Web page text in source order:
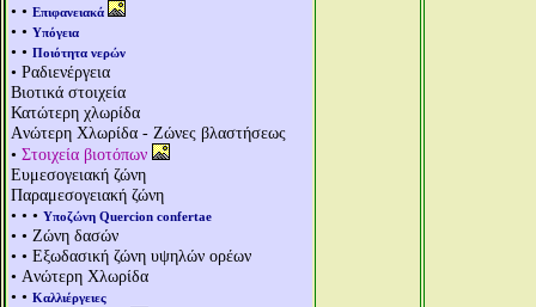
• • Επιφανειακά
• • Υπόγεια
• • Ποιότητα νερών
• Ραδιενέργεια
Βιοτικά στοιχεία
Κατώτερη χλωρίδα
Aνώτερη Χλωρίδα - Ζώνες βλαστήσεως
• Στοιχεία βιοτόπων
Ευμεσογειακή ζώνη
Παραμεσογειακή ζώνη
• • • Υποζώνη Quercion confertae
• • Ζώνη δασών
• • Εξωδασική ζώνη υψηλών ορέων
• Aνώτερη Χλωρίδα
• • Καλλιέργειες